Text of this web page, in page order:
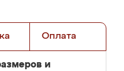
Оплата
и